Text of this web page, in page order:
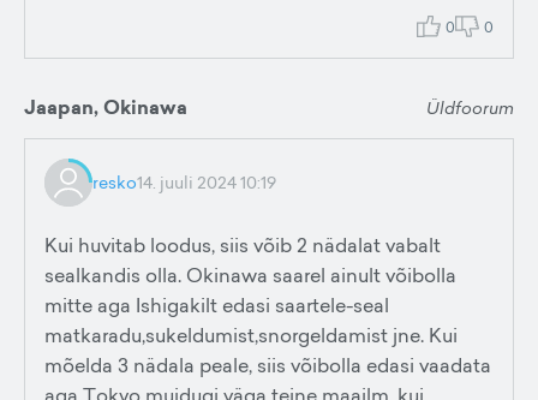
0 0
Jaapan, Okinawa Üldfoorum
resko14. juuli 2024 10:19
Kui huvitab loodus, siis võib 2 nädalat vabalt
sealkandis olla. Okinawa saarel ainult võibolla
mitte aga Ishigakilt edasi saartele-seal
matkaradu,sukeldumist,snorgeldamist jne. Kui
mõelda 3 nädala peale, siis võibolla edasi vaadata